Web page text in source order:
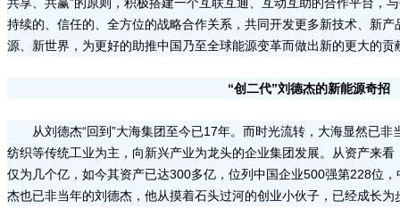
持续的、信任的、全方位的战略合作关系，共同开发更多新技术、新
源、新世界，为更好的助推中国乃至全球能源变革而做出新的更大的贡
“创二代”刘德杰的新能源奇招
从刘德杰“回到”大海集团至今已17年。而时光流转，大海显然已
纺织等传统工业为主，向新兴产业为龙头的企业集团发展。从资产来
仅为几个亿，如今其资产已达300多亿，位列中国企业500强第228位
杰也已非当年的刘德杰，他从摸着石头过河的创业小伙子，已经成长